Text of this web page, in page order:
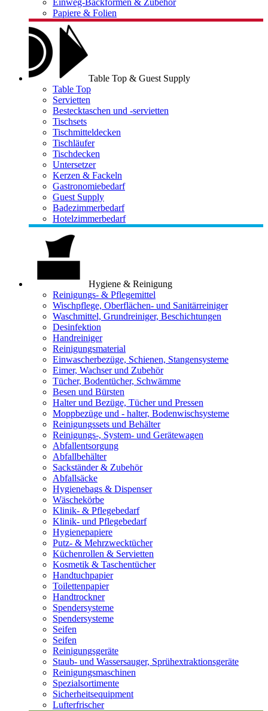
Einweg-Backformen & Zubehör
Papiere & Folien
Table Top & Guest Supply
Table Top
Servietten
Bestecktaschen und -servietten
Tischsets
Tischmitteldecken
Tischläufer
Tischdecken
Untersetzer
Kerzen & Fackeln
Gastronomiebedarf
Guest Supply
Badezimmerbedarf
Hotelzimmerbedarf
Hygiene & Reinigung
Reinigungs- & Pflegemittel
Wischpflege, Oberflächen- und Sanitärreiniger
Waschmittel, Grundreiniger, Beschichtungen
Desinfektion
Handreiniger
Reinigungsmaterial
Einwascherbezüge, Schienen, Stangensysteme
Eimer, Wachser und Zubehör
Tücher, Bodentücher, Schwämme
Besen und Bürsten
Halter und Bezüge, Tücher und Pressen
Moppbezüge und - halter, Bodenwischsysteme
Reinigungssets und Behälter
Reinigungs-, System- und Gerätewagen
Abfallentsorgung
Abfallbehälter
Sackständer & Zubehör
Abfallsäcke
Hygienebags & Dispenser
Wäschekörbe
Klinik- & Pflegebedarf
Klinik- und Pflegebedarf
Hygienepapiere
Putz- & Mehrzwecktücher
Küchenrollen & Servietten
Kosmetik & Taschentücher
Handtuchpapier
Toilettenpapier
Handtrockner
Spendersysteme
Spendersysteme
Seifen
Seifen
Reinigungsgeräte
Staub- und Wassersauger, Sprühextraktionsgeräte
Reinigungsmaschinen
Spezialsortimente
Sicherheitsequipment
Lufterfrischer